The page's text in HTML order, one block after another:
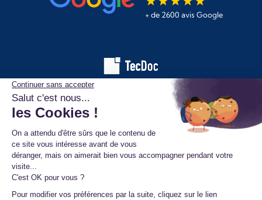
+ de 2600 avis Google
Les informations affichées sur ce site de pièces automobiles
proviennent de la base de données TecDoc. Elles sont protégées
par le droit d’auteur et ne peuvent en aucun cas être copiées,
reproduites, utilisées ou diffusées sans l’autorisation préalable de
TecAlliance. Toute utilisation non autorisée constitue une infraction
et pourra faire l’objet de poursuites.
Mentions légales
Conditions générales de vente